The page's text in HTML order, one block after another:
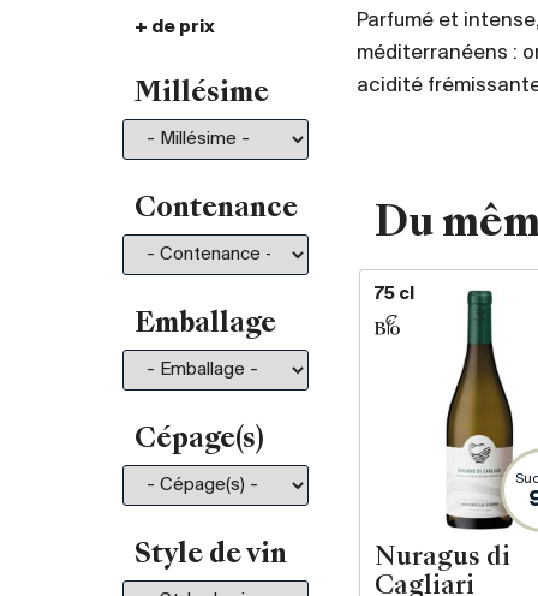
De 30.- à 35.-
De 50.- à 75.-
De 75.- à 100.-
130
De 150.- à 200.-
Plus de 200.-
210
+ de prix
Millésime
Contenance
Emballage
Cépage(s)
Style de vin
Parfumé et
méditerranéens :
acidité
Du
75 cl
Nuragus di
Cagliari